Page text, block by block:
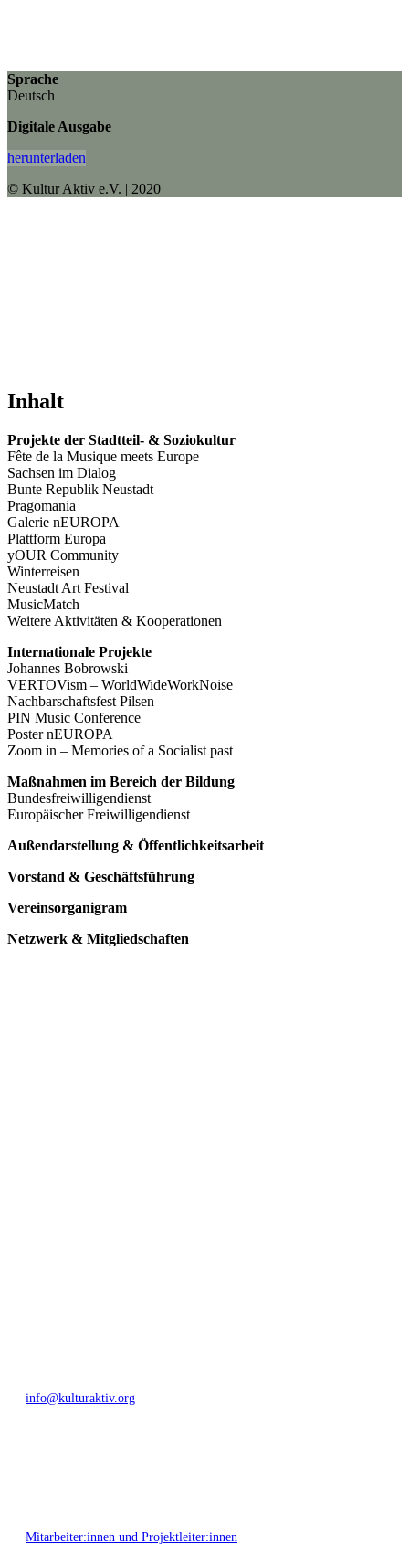
Sprache
Deutsch
Digitale Ausgabe
herunterladen
© Kultur Aktiv e.V. | 2020
Inhalt
Projekte der Stadtteil- & Soziokultur
Fête de la Musique meets Europe
Sachsen im Dialog
Bunte Republik Neustadt
Pragomania
Galerie nEUROPA
Plattform Europa
yOUR Community
Winterreisen
Neustadt Art Festival
MusicMatch
Weitere Aktivitäten & Kooperationen
Internationale Projekte
Johannes Bobrowski
VERTOVism – WorldWideWorkNoise
Nachbarschaftsfest Pilsen
PIN Music Conference
Poster nEUROPA
Zoom in – Memories of a Socialist past
Maßnahmen im Bereich der Bildung
Bundesfreiwilligendienst
Europäischer Freiwilligendienst
Außendarstellung & Öffentlichkeitsarbeit
Vorstand & Geschäftsführung
Vereinsorganigram
Netzwerk & Mitgliedschaften
info@kulturaktiv.org
Mitarbeiter:innen und Projektleiter:innen